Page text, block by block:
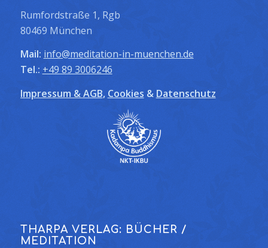
Rumfordstraße 1, Rgb
80469 München
Mail: info@meditation-in-muenchen.de
Tel.: +49 89 3006246
Impressum & AGB, Cookies & Datenschutz
THARPA VERLAG: BÜCHER /
MEDITATION